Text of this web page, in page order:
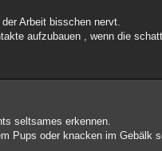
Arbeit bisschen nervt.
aufzubauen , wenn die
seltsames erkennen.
Pups oder knacken im Gebälk